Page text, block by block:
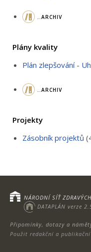
..ARCHIV
Plány kvality
Plán zlepšování -
..ARCHIV
Projekty
Zásobník projektů
Připomínky, dotazy a
Použit redakční a publikační
NÁRODNÍ SÍŤ
DATAPLÁN verze